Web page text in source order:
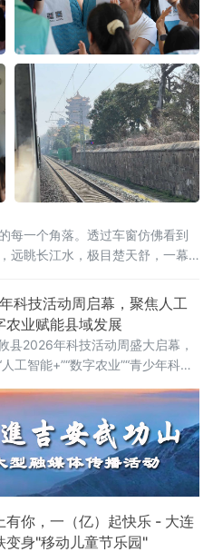
每一个角落。透过车窗仿佛看到
远眺长江水，极目楚天舒，一幕
科技活动周启幕，聚焦人工
农业赋能县域发展
县2026年科技活动周盛大启幕，
工智能+”“数字农业”“青少年科
创兴产业的动能”行动展开，全方
在科技创新驱动下，产业升级、
慧教育领域取得的崭新成果，为
发展注入了强劲的科技动力。
有你，一（亿）起快乐 - 大连
变身"移动儿童节乐园"